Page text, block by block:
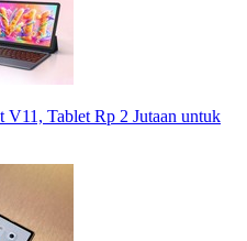
V11, Tablet Rp 2 Jutaan untuk